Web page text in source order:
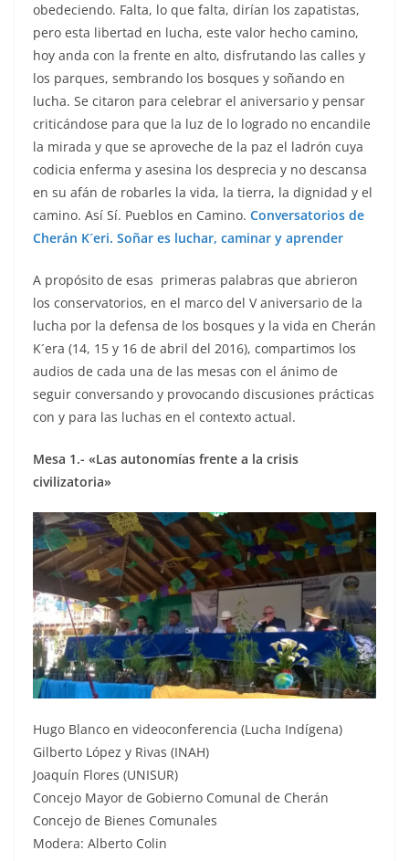
obedeciendo. Falta, lo que falta, dirían los zapatistas,
pero esta libertad en lucha, este valor hecho camino,
hoy anda con la frente en alto, disfrutando las calles y
los parques, sembrando los bosques y soñando en
lucha. Se citaron para celebrar el aniversario y pensar
criticándose para que la luz de lo logrado no encandile
la mirada y que se aproveche de la paz el ladrón cuya
codicia enferma y asesina los desprecia y no descansa
en su afán de robarles la vida, la tierra, la dignidad y el
camino. Así Sí. Pueblos en Camino. Conversatorios de
Cherán K´eri. Soñar es luchar, caminar y aprender
A propósito de esas primeras palabras que abrieron
los conservatorios, en el marco del V aniversario de la
lucha por la defensa de los bosques y la vida en Cherán
K´era (14, 15 y 16 de abril del 2016), compartimos los
audios de cada una de las mesas con el ánimo de
seguir conversando y provocando discusiones prácticas
con y para las luchas en el contexto actual.
Mesa 1.- «Las autonomías frente a la crisis
civilizatoria»
Hugo Blanco en videoconferencia (Lucha Indígena)
Gilberto López y Rivas (INAH)
Joaquín Flores (UNISUR)
Concejo Mayor de Gobierno Comunal de Cherán
Concejo de Bienes Comunales
Modera: Alberto Colin